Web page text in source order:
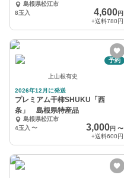
島根県松江市
8玉入
4,600円
+送料780円
予約
上山根有史
2026年12月に発送
プレミアム干柿SHUKU「西
条」 島根県特産品
島根県松江市
4玉入 〜 3,000円 〜
+送料600円